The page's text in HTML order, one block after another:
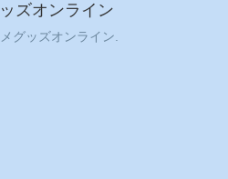
ズオンライン
グッズオンライン.